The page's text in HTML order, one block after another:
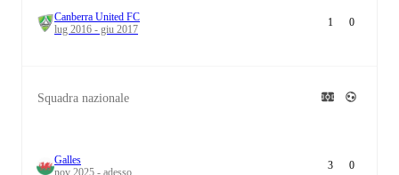
Canberra United FC
lug 2016 - giu 2017
1 0
Squadra nazionale
Galles
nov 2025 - adesso
3 0